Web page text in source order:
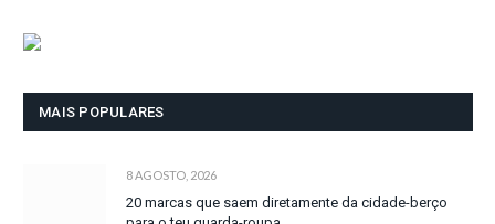
MAIS POPULARES
8 AGOSTO, 2026
20 marcas que saem diretamente da cidade-berço